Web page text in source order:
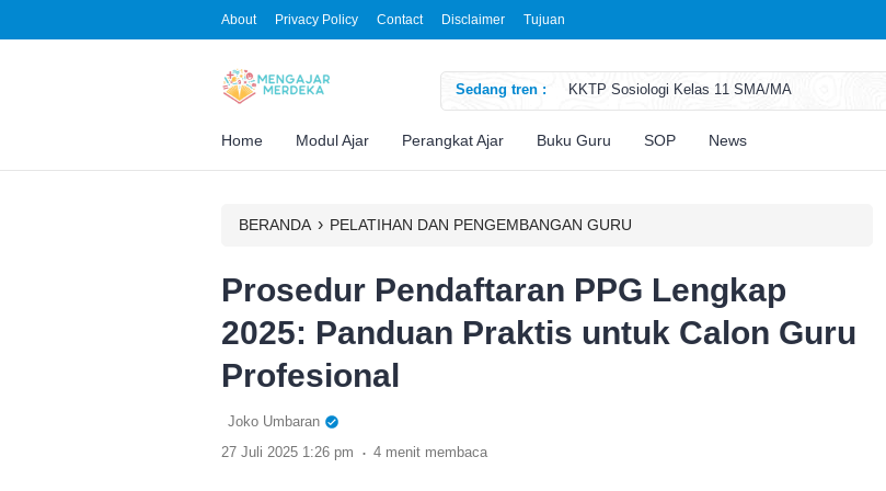
About Privacy Policy Contact Disclaimer Tujuan
Sedang tren :
KKTP Sosiologi Kelas 11 SMA/MA
ATP Seni Rupa Kelas 11 SMA/MA
ATP Sosiologi Kelas 11 SMA/MA
Home Modul Ajar Perangkat Ajar Buku Guru SOP News
BERANDA › PELATIHAN DAN PENGEMBANGAN GURU
Prosedur Pendaftaran PPG Lengkap
2025: Panduan Praktis untuk Calon Guru
Profesional
Joko Umbaran
27 Juli 2025 1:26 pm . 4 menit membaca